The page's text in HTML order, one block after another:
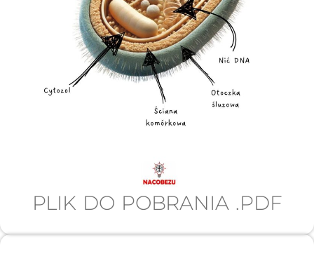
PLIK DO POBRANIA .PDF